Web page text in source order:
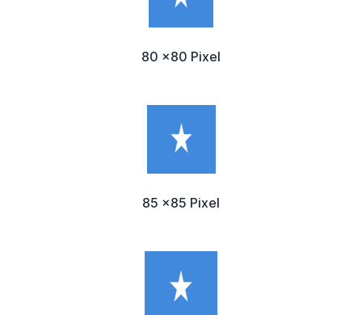
80 x80 Pixel
85 x85 Pixel